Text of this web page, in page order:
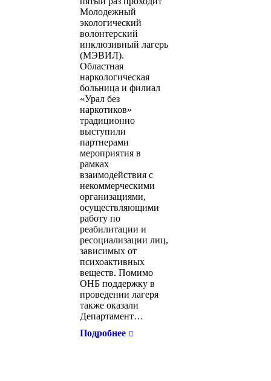
Молодежный
экологический
волонтерский
инклюзивный лагерь
(МЭВИЛ).
Областная
наркологическая
больница и филиал
«Урал без
наркотиков»
традиционно
выступили
партнерами
мероприятия в
рамках
взаимодействия с
некоммерческими
организациями,
осуществляющими
работу по
реабилитации и
ресоциализации лиц,
зависимых от
психоактивных
веществ. Помимо
ОНБ поддержку в
проведении лагеря
также оказали
Департамент…
Подробнее